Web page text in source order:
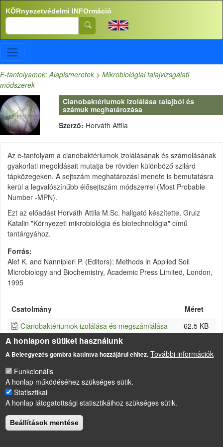
Ugrás a tartalomra
KÖRnyezetvédelmi INFOrmáció
Search
E-tanfolyamok: Alapismeretek > Mikrobiológiai talajvizsgálati
módszerek
Cianobaktériumok izolálása talajból és
számuk meghatározása
Szerző: Horváth Attila
Az e-tanfolyam a cianobaktériumok izolálásának és számolásának
gyakorlati megoldásait mutatja be röviden különböző szilárd
tápközegeken. A sejtszám meghatározási menete is bemutatásra
kerül a legvalószínűbb élősejtszám módszerrel (Most Probable
Number -MPN).
Ezt az előadást Horváth Attila M.Sc. hallgató készítette, Gruiz
Katalin "Környezeti mikrobiológia és biotechnológia" című
tantárgyához.
Forrás
Alef K. and Nannipieri P. (Editors): Methods in Applied Soil
Microbiology and Biochemistry, Academic Press Limited, London,
1995
Csatolmány
Méret
Cianobaktériumok izolálása és megszámlálása
62.5 KB
LÁBLÉC
Impresszum
Sütikezelési szabályzat
Drupal alapú webhely
A honlapon sütiket használunk
A Beleegyezés gombra kattintva hozzájárul ehhez. További információk
Funkcionális
A honlap működéséhez szükséges sütik.
Statisztikai
A honlap látogatottsági statisztikáihoz szükséges sütik.
Beállítások mentése